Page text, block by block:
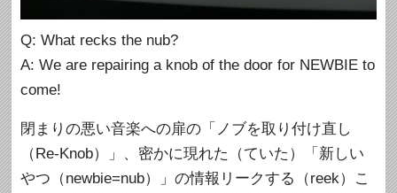
Q: What recks the nub?
A: We are repairing a knob of the door for NEWBIE to
come!
閉まりの悪い音楽への扉の「ノブを取り付け直し
（Re-Knob）」、密かに現れた（ていた）「新しい
やつ（newbie=nub）」の情報リークする（reek）こ